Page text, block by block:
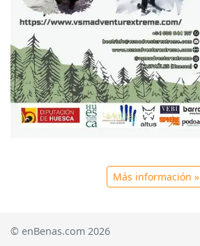
Más información »
© enBenas.com 2026